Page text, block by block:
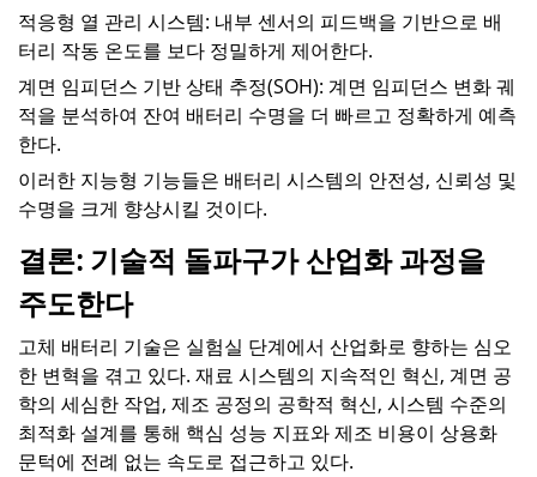
적응형 열 관리 시스템: 내부 센서의 피드백을 기반으로 배
터리 작동 온도를 보다 정밀하게 제어한다.
계면 임피던스 기반 상태 추정(SOH): 계면 임피던스 변화 궤
적을 분석하여 잔여 배터리 수명을 더 빠르고 정확하게 예측
한다.
이러한 지능형 기능들은 배터리 시스템의 안전성, 신뢰성 및
수명을 크게 향상시킬 것이다.
결론: 기술적 돌파구가 산업화 과정을
주도한다
고체 배터리 기술은 실험실 단계에서 산업화로 향하는 심오
한 변혁을 겪고 있다. 재료 시스템의 지속적인 혁신, 계면 공
학의 세심한 작업, 제조 공정의 공학적 혁신, 시스템 수준의
최적화 설계를 통해 핵심 성능 지표와 제조 비용이 상용화
문턱에 전례 없는 속도로 접근하고 있다.